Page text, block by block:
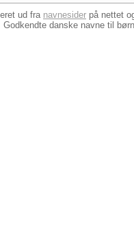
ud fra navnesider på nettet
Godkendte danske navne til børn